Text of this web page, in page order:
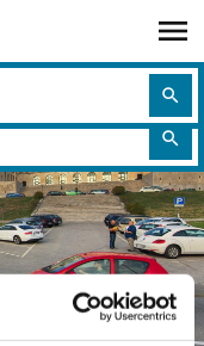
search
share
search